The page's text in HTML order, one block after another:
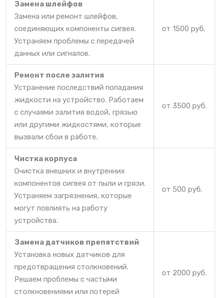
Замена шлейфов
Замена или ремонт шлейфов,
соединяющих компоненты сигвея.
Устраняем проблемы с передачей
данных или сигналов.
от 1500 руб.
Ремонт после залития
Устранение последствий попадания
жидкости на устройство. Работаем
с случаями залития водой, грязью
или другими жидкостями, которые
вызвали сбои в работе.
от 3500 руб.
Чистка корпуса
Очистка внешних и внутренних
компонентов сигвея от пыли и грязи.
Устраняем загрязнения, которые
могут повлиять на работу
устройства.
от 500 руб.
Замена датчиков препятствий
Установка новых датчиков для
предотвращения столкновений.
Решаем проблемы с частыми
столкновениями или потерей
от 2000 руб.